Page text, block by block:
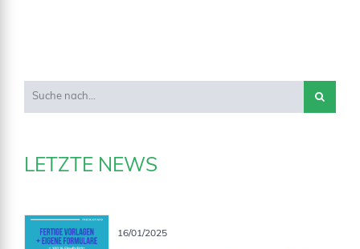
LETZTE NEWS
16/01/2025